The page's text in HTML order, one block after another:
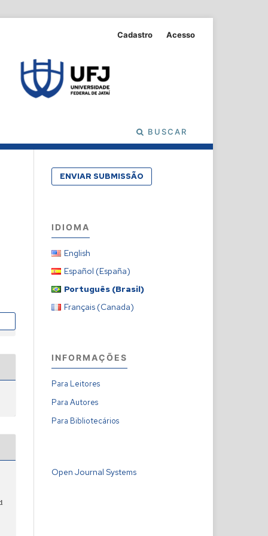
BUSCAR
Cadastro Acesso
ENVIAR SUBMISSÃO
IDIOMA
English
Español (España)
Português (Brasil)
Français (Canada)
INFORMAÇÕES
Para Leitores
Para Autores
Para Bibliotecários
Open Journal Systems